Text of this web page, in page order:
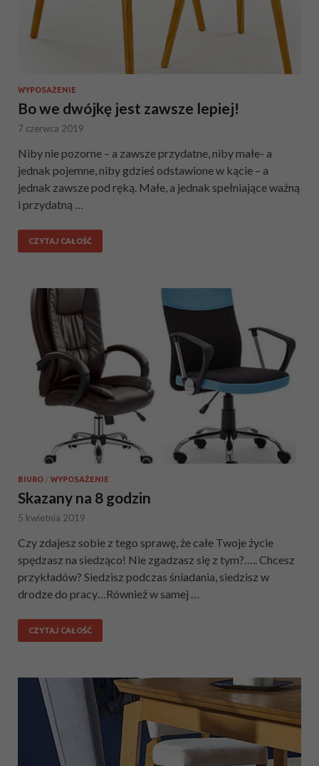
WYPOSAŻENIE
Bo we dwójkę jest zawsze lepiej!
7 czerwca 2019
Niby nie pozorne – a zawsze przydatne, niby małe- a
jednak pojemne, niby gdzieś odstawione w kącie – a
jednak zawsze pod ręką. Małe, a jednak spełniające ważną
i przydatną …
CZYTAJ CAŁOŚĆ
BIURO / WYPOSAŻENIE
Skazany na 8 godzin
5 kwietnia 2019
Czy zdajesz sobie z tego sprawę, że całe Twoje życie
spędzasz na siedząco! Nie zgadzasz się z tym?….. Chcesz
przykładów? Siedzisz podczas śniadania, siedzisz w
drodze do pracy…Również w samej …
CZYTAJ CAŁOŚĆ